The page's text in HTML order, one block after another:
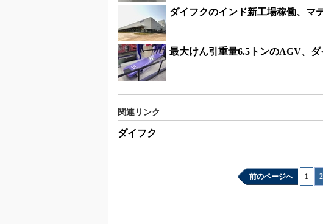
ダイフクのインド新工場稼働、マ
最大けん引重量6.5トンのAGV、
関連リンク
ダイフク
前のページへ 1 2